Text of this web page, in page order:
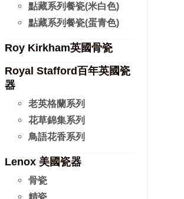
點藏系列餐瓷(米白色)
點藏系列餐瓷(蛋青色)
Roy Kirkham英國骨瓷
Royal Stafford百年英國瓷
器
老英格蘭系列
花草錦集系列
鳥語花香系列
Lenox 美國瓷器
骨瓷
精瓷